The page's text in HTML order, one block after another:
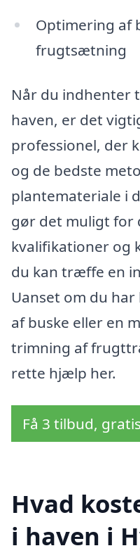
Optimering af
frugtsætning
Når du indhenter
haven, er det
professionel, der
og de bedste
plantemateriale i
gør det muligt for
kvalifikationer og
du kan træffe en
Uanset om du
af buske eller en
trimning af
rette hjælp her.
Få 3 tilbud,
Hvad
i haven i